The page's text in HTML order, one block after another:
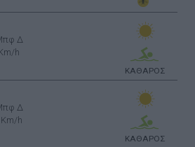
Δ
h
ΚΑΘΑΡΟΣ
Δ
h
ΚΑΘΑΡΟΣ